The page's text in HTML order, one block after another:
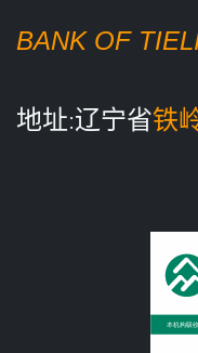
BANK OF
地址:辽宁省铁